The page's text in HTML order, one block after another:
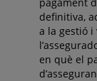
definitiva,
a la gestió i
en què el